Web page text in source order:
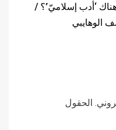
‘أدب إسلاميّ’؟ /
الوهايبي
الحقول